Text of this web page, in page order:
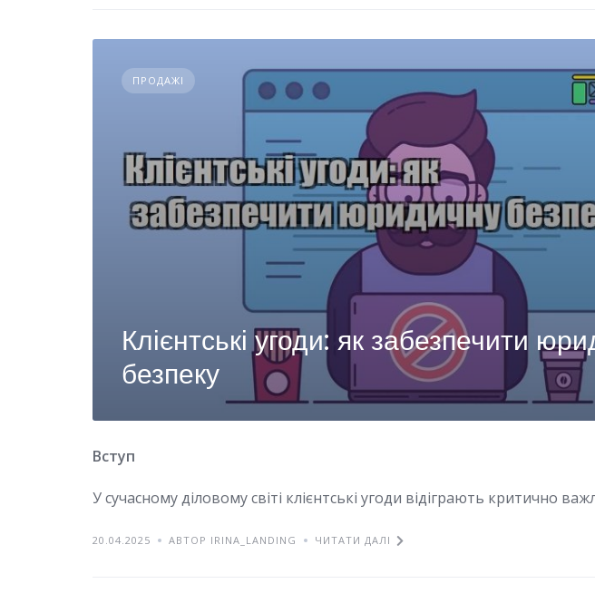
ПРОДАЖІ
Клієнтські угоди: як забезпечити
безпеку
Вступ
У сучасному діловому світі клієнтські угоди відіграють критично
20.04.2025 АВТОР IRINA_LANDING ЧИТАТИ ДАЛІ